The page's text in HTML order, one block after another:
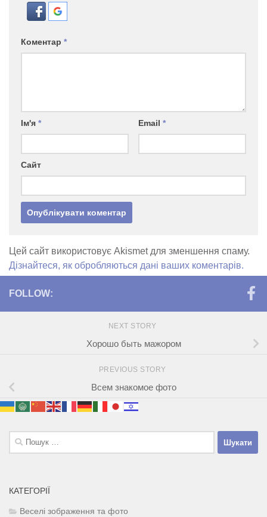
Коментар *
Ім'я * Email *
Сайт
Цей сайт використовує Akismet для зменшення спаму.
Дізнайтеся, як обробляються дані ваших коментарів.
FOLLOW:
NEXT STORY
Хорошо быть мажором
PREVIOUS STORY
Всем знакомое фото
Пошук:
КАТЕГОРІЇ
Веселі зображення та фото